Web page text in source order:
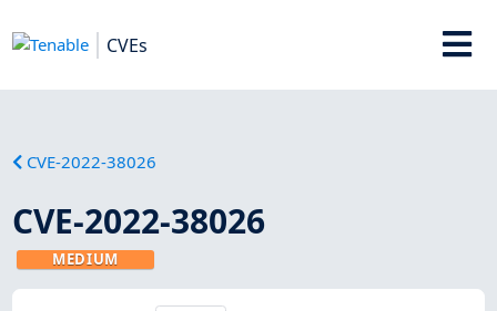
CVEs
CVE-2022-38026
CVE-2022-38026
MEDIUM